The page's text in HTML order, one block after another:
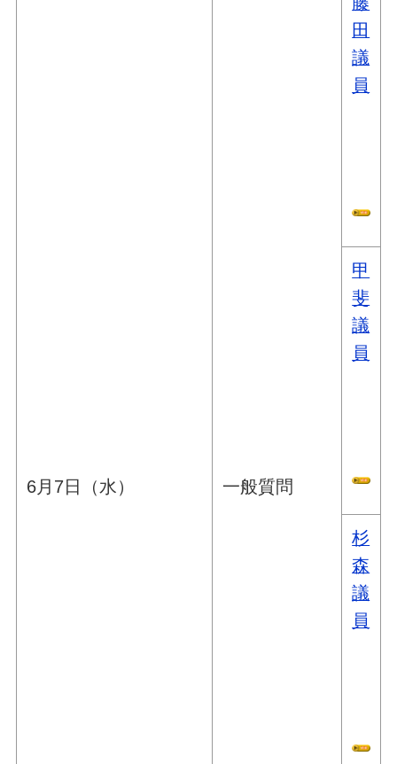
6月7日（水） 一般質問
田
議
員
甲
斐
議
員
杉
森
議
員